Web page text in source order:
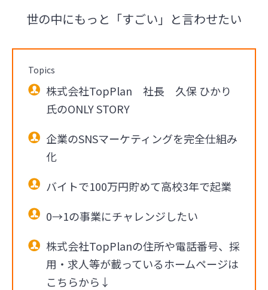
世の中にもっと「すごい」と言わせたい
Topics
株式会社TopPlan 社長 久保 ひかり
氏のONLY STORY
企業のSNSマーケティングを完全仕組み
化
バイトで100万円貯めて高校3年で起業
0→1の事業にチャレンジしたい
株式会社TopPlanの住所や電話番号、採
用・求人等が載っているホームページは
こちらから↓